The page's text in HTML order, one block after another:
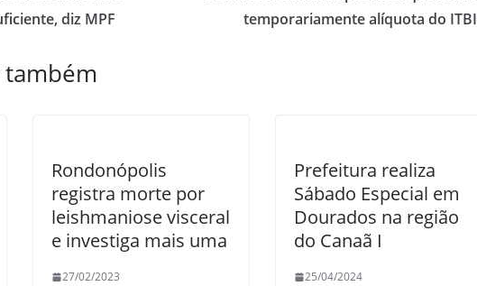
diz MPF
temporariamente alíquota do ITBI
Rondonópolis
registra morte por
leishmaniose visceral
e investiga mais uma
27/02/2023
Prefeitura realiza
Sábado Especial em
Dourados na região
do Canaã I
25/04/2024